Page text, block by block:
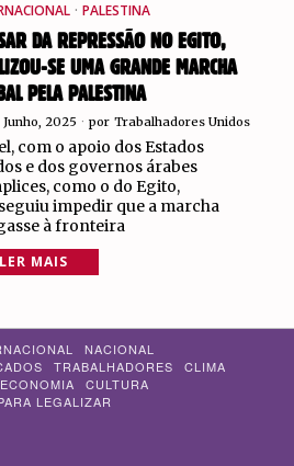
· PALESTINA
DA REPRESSÃO NO EGITO,
SE UMA GRANDE MARCHA
PELA PALESTINA
Junho, 2025 por Trabalhadores Unidos
com o apoio dos Estados
e dos governos árabes
como o do Egito,
impedir que a marcha
à fronteira
LER MAIS
NACIONAL
TRABALHADORES
CLIMA
ECONOMIA
CULTURA
LEGALIZAR